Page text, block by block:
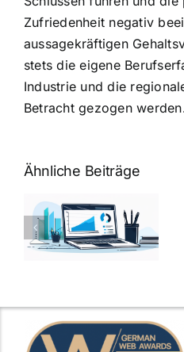
Zufriedenheit negativ
aussagekräftigen
stets die eigene
Industrie und die
Betracht gezogen
Ähnliche Beiträge
Fragen zum
Geschicktes
Ansprechen
der